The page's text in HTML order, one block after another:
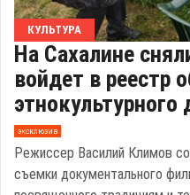
КУЛЬТУРА
На Сахалине
войдет в реестр
этнокультурного
эксклюзив
Режиссер Василий Климов
съемки документального